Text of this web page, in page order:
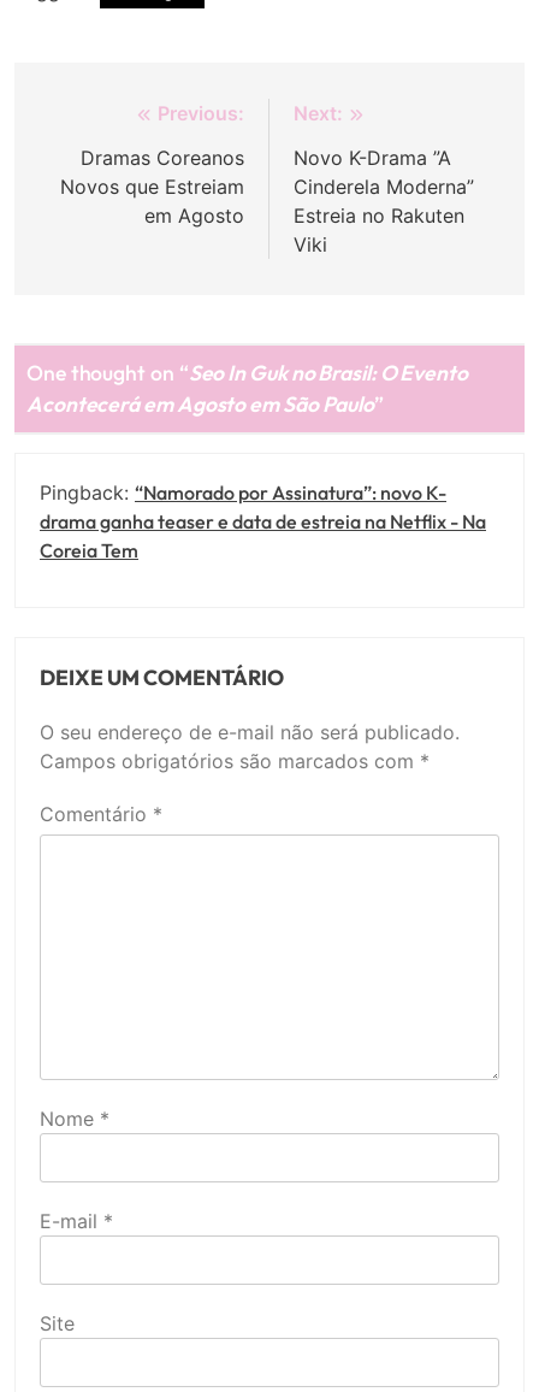
Navegação
Post
Previous:
Dramas Coreanos
Novos que Estreiam
em Agosto
Next:
Novo K-Drama ”A
Cinderela Moderna”
Estreia no Rakuten
Viki
One thought on “Seo In Guk no Brasil: O Evento
Acontecerá em Agosto em São Paulo”
Pingback: “Namorado por Assinatura”: novo K-
drama ganha teaser e data de estreia na Netflix - Na
Coreia Tem
DEIXE UM COMENTÁRIO
O seu endereço de e-mail não será publicado.
Campos obrigatórios são marcados com *
Comentário *
Nome *
E-mail *
Site